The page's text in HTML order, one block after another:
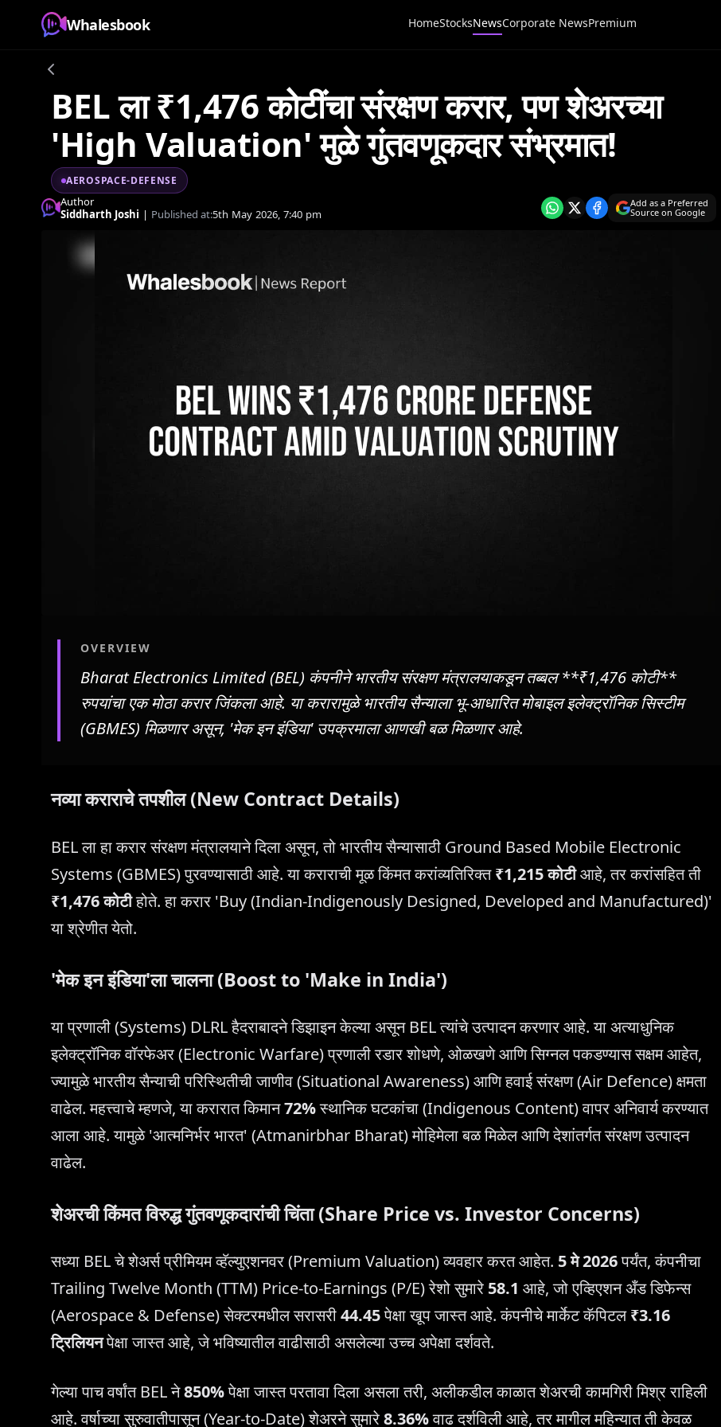
Whalesbook HomeStocksNewsCorporate NewsPremium
BEL ला ₹1,476 कोटींचा संरक्षण करार, पण शेअरच्या
'High Valuation' मुळे गुंतवणूकदार संभ्रमात!
AEROSPACE-DEFENSE
Author
Siddharth Joshi | Published at:5th May 2026, 7:40 pm
Add as a Preferred
Source on Google
OVERVIEW
Bharat Electronics Limited (BEL) कंपनीने भारतीय संरक्षण मंत्रालयाकडून तब्बल **₹1,476 कोटी**
रुपयांचा एक मोठा करार जिंकला आहे. या करारामुळे भारतीय सैन्याला भू-आधारित मोबाइल इलेक्ट्रॉनिक सिस्टीम
(GBMES) मिळणार असून, 'मेक इन इंडिया' उपक्रमाला आणखी बळ मिळणार आहे.
नव्या कराराचे तपशील (New Contract Details)
BEL ला हा करार संरक्षण मंत्रालयाने दिला असून, तो भारतीय सैन्यासाठी Ground Based Mobile Electronic
Systems (GBMES) पुरवण्यासाठी आहे. या कराराची मूळ किंमत करांव्यतिरिक्त₹1,215 कोटीआहे, तर करांसहित ती
₹1,476 कोटीहोते. हा करार 'Buy (Indian-Indigenously Designed, Developed and Manufactured)'
या श्रेणीत येतो.
'मेक इन इंडिया'ला चालना (Boost to 'Make in India')
या प्रणाली (Systems) DLRL हैदराबादने डिझाइन केल्या असून BEL त्यांचे उत्पादन करणार आहे. या अत्याधुनिक
इलेक्ट्रॉनिक वॉरफेअर (Electronic Warfare) प्रणाली रडार शोधणे, ओळखणे आणि सिग्नल पकडण्यास सक्षम आहेत,
ज्यामुळे भारतीय सैन्याची परिस्थितीची जाणीव (Situational Awareness) आणि हवाई संरक्षण (Air Defence) क्षमता
वाढेल. महत्त्वाचे म्हणजे, या करारात किमान72%स्थानिक घटकांचा (Indigenous Content) वापर अनिवार्य करण्यात
आला आहे. यामुळे 'आत्मनिर्भर भारत' (Atmanirbhar Bharat) मोहिमेला बळ मिळेल आणि देशांतर्गत संरक्षण उत्पादन
वाढेल.
शेअरची किंमत विरुद्ध गुंतवणूकदारांची चिंता (Share Price vs. Investor Concerns)
सध्या BEL चे शेअर्स प्रीमियम व्हॅल्युएशनवर (Premium Valuation) व्यवहार करत आहेत. 5 मे 2026पर्यंत, कंपनीचा
Trailing Twelve Month (TTM) Price-to-Earnings (P/E) रेशो सुमारे 58.1 आहे, जो एव्हिएशन अँड डिफेन्स
(Aerospace & Defense) सेक्टरमधील सरासरी44.45पेक्षा खूप जास्त आहे. कंपनीचे मार्केट कॅपिटल₹3.16
ट्रिलियनपेक्षा जास्त आहे, जे भविष्यातील वाढीसाठी असलेल्या उच्च अपेक्षा दर्शवते.
गेल्या पाच वर्षांत BEL ने850%पेक्षा जास्त परतावा दिला असला तरी, अलीकडील काळात शेअरची कामगिरी मिश्र राहिली
आहे. वर्षाच्या सुरुवातीपासून (Year-to-Date) शेअरने सुमारे8.36%वाढ दर्शविली आहे, तर मागील महिन्यात ती केवळ